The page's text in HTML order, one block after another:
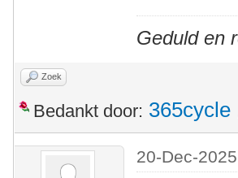
Geduld en
Zoek
Bedankt door: 365cycle
20-Dec-